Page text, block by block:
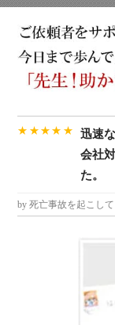
迅速
会社
た。
by 死亡事故を起こし
★★★★★